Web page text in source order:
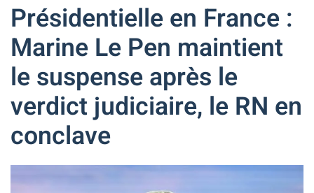
Présidentielle en France :
Marine Le Pen maintient
le suspense après le
verdict judiciaire, le RN en
conclave